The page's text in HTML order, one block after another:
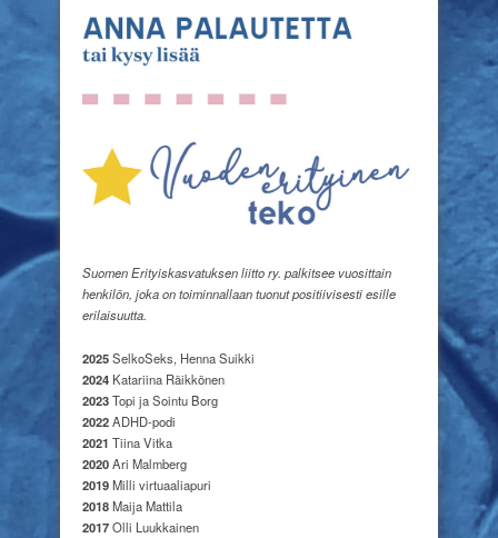
Suomen Erityiskasvatuksen liitto ry. palkitsee vuosittain
henkilön, joka on toiminnallaan tuonut positiivisesti esille
erilaisuutta.
2025SelkoSeks, Henna Suikki
2024 Katariina Räikkönen
2023Topi ja Sointu Borg
2022ADHD-podi
2021 Tiina Vitka
2020Ari Malmberg
2019Milli virtuaaliapuri
2018Maija Mattila
2017Olli Luukkainen